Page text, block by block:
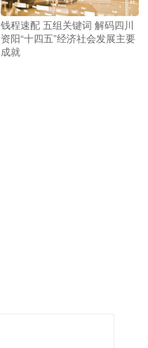
钱程速配 五组关键词 解码四川
资阳“十四五”经济社会发展主要
成就